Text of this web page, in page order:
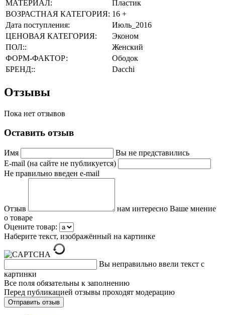
МАТЕРИАЛ:
Пластик
ВОЗРАСТНАЯ КАТЕГОРИЯ: 16 +
Дата поступления:
Июль_2016
ЦЕНОВАЯ КАТЕГОРИЯ:
Эконом
ПОЛ::
Женский
ФОРМ-ФАКТОР:
Ободок
БРЕНД::
Dacchi
Отзывы
Пока нет отзывов
Оставить отзыв
Имя
Вы не представились
E-mail (на сайте не публикуется)
Не правильно введен e-mail
Отзыв
нам интересно Ваше мнение
о товаре
Оцените товар:
Наберите текст, изображённый на картинке
Вы неправильно ввели текст с
картинки
Все поля обязательны к заполнению
Перед публикацией отзывы проходят модерацию